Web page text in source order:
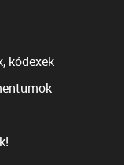
kódexek